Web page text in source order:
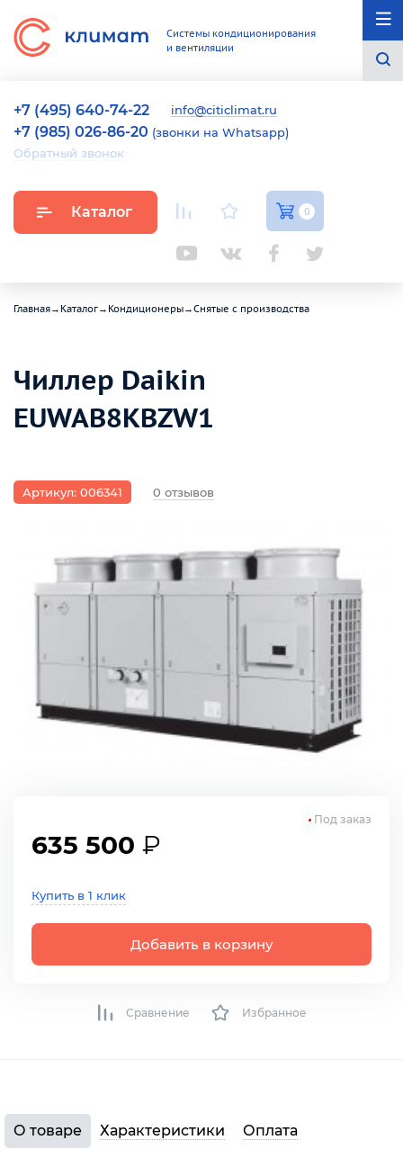
Системы кондиционирования
и вентиляции
+7 (495) 640-74-22 info@citiclimat.ru
+7 (985) 026-86-20 (звонки на Whatsapp)
Обратный звонок
Каталог 0
Главная→ Каталог→ Кондиционеры→Снятые с производства
Чиллер Daikin
EUWAB8KBZW1
Артикул: 006341 0 отзывов
635 500 ₽
Купить в 1 клик
Добавить в корзину
Под заказ
Сравнение Избранное
О товаре Характеристики Оплата